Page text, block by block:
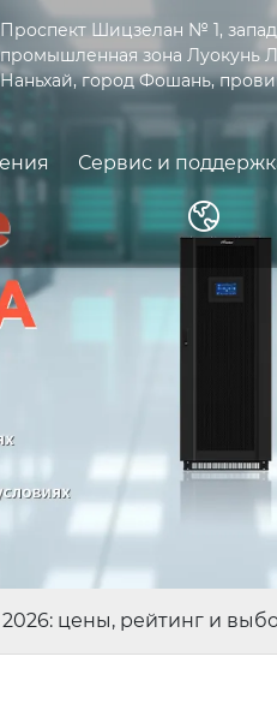
Проспект Шицзелан № 1,
промышленная зона Луокунь
Наньхай, город Фошань,
Сервис и

цены, рейтинг и